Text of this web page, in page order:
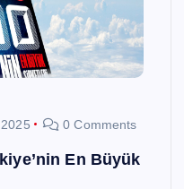
0 Comments
En Büyük